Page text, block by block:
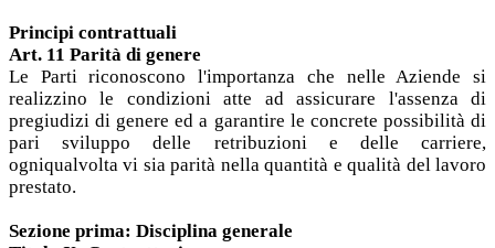
Principi contrattuali
Art. 11 Parità di genere
Le Parti riconoscono l'importanza che nelle Aziende si
realizzino le condizioni atte ad assicurare l'assenza di
pregiudizi di genere ed a garantire le concrete possibilità di
pari sviluppo delle retribuzioni e delle carriere,
ogniqualvolta vi sia parità nella quantità e qualità del lavoro
prestato.
Sezione prima: Disciplina generale